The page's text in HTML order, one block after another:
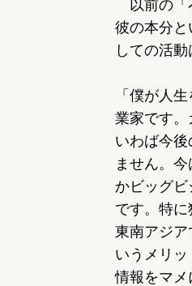
以前の「
彼の本分と
しての活
「僕が人
業家です。
いわば今
ません。
かビッグ
です。特
東南アジア
いうメリ
情報をマ